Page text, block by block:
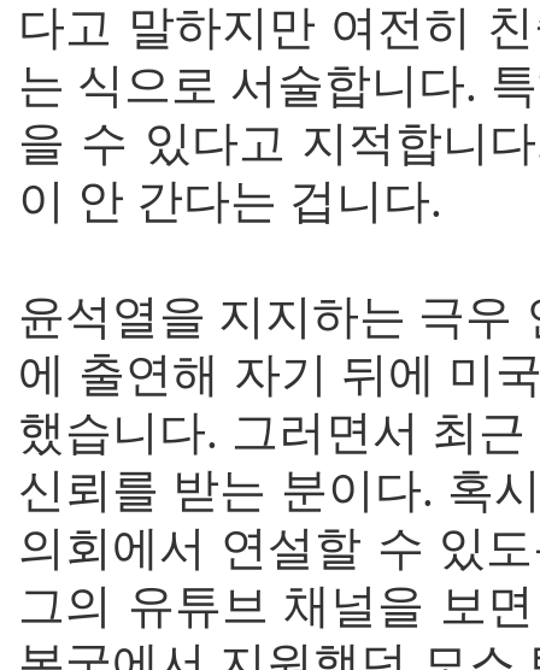
다고 말하지만 여전히
는 식으로 서술합니다.
을 수 있다고 지적합니
이 안 간다는 겁니다.
윤석열을 지지하는 극우
에 출연해 자기 뒤에 미
했습니다. 그러면서 최
신뢰를 받는 분이다. 혹
의회에서 연설할 수 있
그의 유튜브 채널을 보